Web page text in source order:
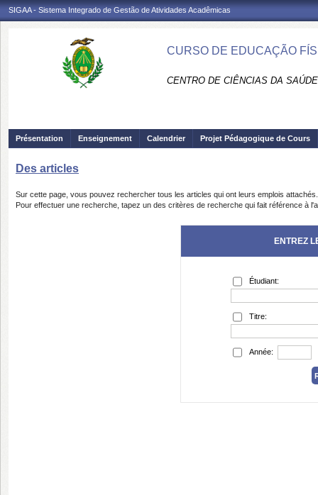
SIGAA - Sistema Integrado de Gestão de Atividades Acadêmicas
CURSO DE EDUCAÇÃO
CENTRO DE CIÊNCIAS DA
Présentation Enseignement Calendrier Projet Pédagogique de Cours
Des articles
Sur cette page, vous pouvez rechercher tous les articles qui ont leurs emplois attachés.
Pour effectuer une recherche, tapez un des critères de recherche qui fait référence à
ENTREZ
Étudiant:
Titre:
Année: